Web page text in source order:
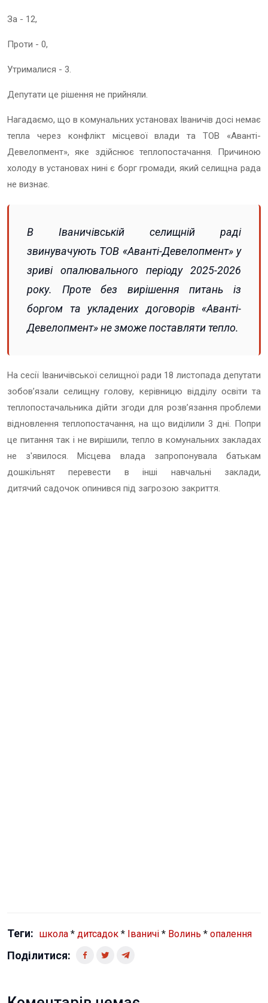
За - 12,
Проти - 0,
Утрималися - 3.
Депутати це рішення не прийняли.
Нагадаємо, що в комунальних установах Іваничів досі немає
тепла через конфлікт місцевої влади та ТОВ «Аванті-
Девелопмент», яке здійснює теплопостачання. Причиною
холоду в установах нині є борг громади, який селищна рада
не визнає.
В Іваничівській селищній раді
звинувачують ТОВ «Аванті-Девелопмент» у
зриві опалювального періоду 2025-2026
року. Проте без вирішення питань із
боргом та укладених договорів «Аванті-
Девелопмент» не зможе поставляти тепло.
На сесії Іваничівської селищної ради 18 листопада депутати
зобов’язали селищну голову, керівницю відділу освіти та
теплопостачальника дійти згоди для розв’язання проблеми
відновлення теплопостачання, на що виділили 3 дні. Попри
це питання так і не вирішили, тепло в комунальних закладах
не з'явилося. Місцева влада запропонувала батькам
дошкільнят перевести в інші навчальні заклади,
дитячий садочок опинився під загрозою закриття.
Теги: школа * дитсадок * Іваничі * Волинь * опалення
Поділитися: